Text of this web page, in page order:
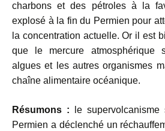
charbons et des pétroles à la
explosé à la fin du Permien pour
la concentration actuelle. Or il est
que le mercure atmosphérique
algues et les autres organismes
chaîne alimentaire océanique.
Résumons : le
Permien a déclenché un